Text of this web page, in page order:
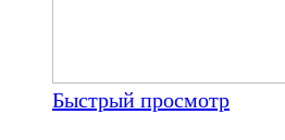
Быстрый просмотр